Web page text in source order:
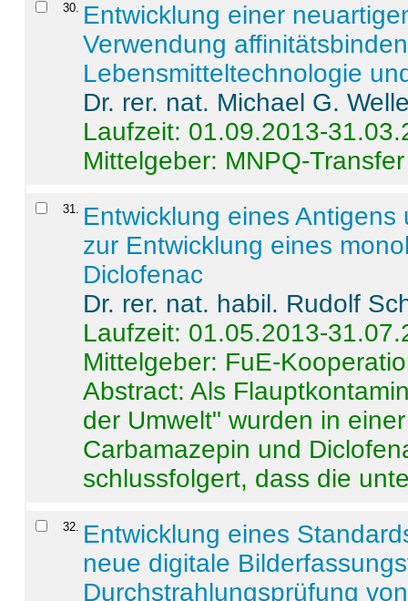
30. Entwicklung einer
Verwendung
Lebensmitteltechnologie
Dr. rer. nat. Michael G.
Laufzeit: 01.09.2013-
Mittelgeber: MNPQ-Transfer
31. Entwicklung eines
zur Entwicklung eines
Diclofenac
Dr. rer. nat. habil. Rudolf
Laufzeit: 01.05.2013-
Mittelgeber: FuE-
Abstract:Als
der Umwelt" wurden in
Carbamazepin und
schlussfolgert, dass die
32. Entwicklung eines
neue digitale
Durchstrahlungsprüfung